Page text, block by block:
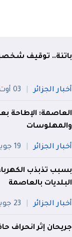
باتنة.. توقيف شخصين وحجز 24
أخبار الجزائر 03 أوت
العاصمة: الإطاحة
والمهلوسات
أخبار الجزائر 19 جويلية
بسبب تذبذب
البلديات بالعاصمة
أخبار الجزائر 23 جويلية
جريحان إثر انحراف